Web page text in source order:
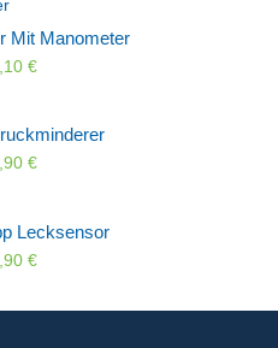
Mit Manometer
€
€
Lecksensor
€